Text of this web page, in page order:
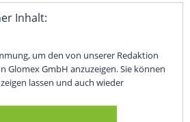
Inhalt:
um den von unserer Redaktion
Glomex GmbH anzuzeigen. Sie können
lassen und auch wieder